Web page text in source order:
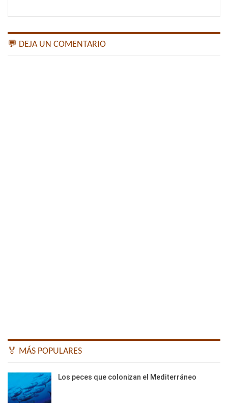
💬 DEJA UN COMENTARIO
🏅 MÁS POPULARES
Los peces que colonizan el Mediterráneo